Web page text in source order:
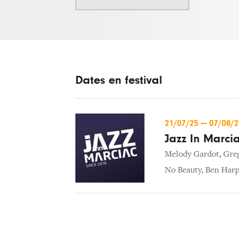
Dates en festival
21/07/25 — 07/08/
Jazz In
Melody Gardot,
No Beauty, Ben